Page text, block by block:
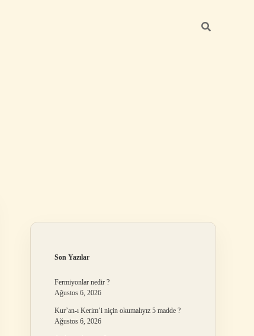
Son Yazılar
Fermiyonlar nedir ?
Ağustos 6, 2026
Kur’an-ı Kerim’i niçin okumalıyız 5 madde ?
Ağustos 6, 2026